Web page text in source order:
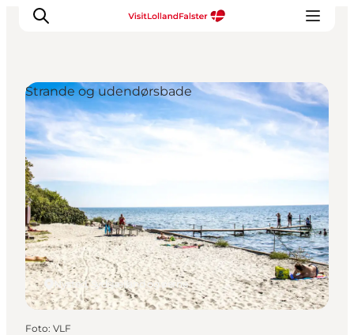
Oplevelser
I naturen
For børn
Kultur
Gastronomi
Planlæg din ferie
Nysted, Sydsjælland og øerne
Strande og udendørsbade
Foto: VLF